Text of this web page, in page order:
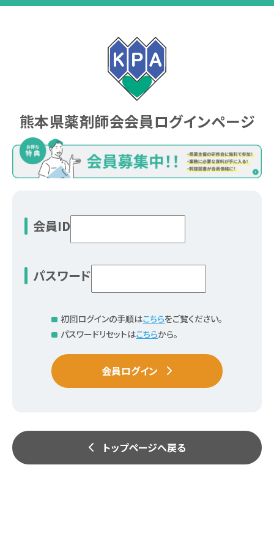
熊本県薬剤師会会員ログインページ
会員ID
パスワード
初回ログインの手順はこちらをご覧ください。
パスワードリセットはこちらから。
会員ログイン
トップページへ戻る